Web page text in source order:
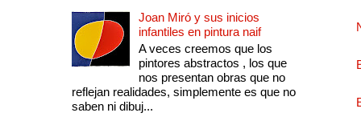
Joan Miró y sus inicios
infantiles en pintura naif
A veces creemos que los
pintores abstractos , los que
nos presentan obras que no
reflejan realidades, simplemente es que no
saben ni dibuj...